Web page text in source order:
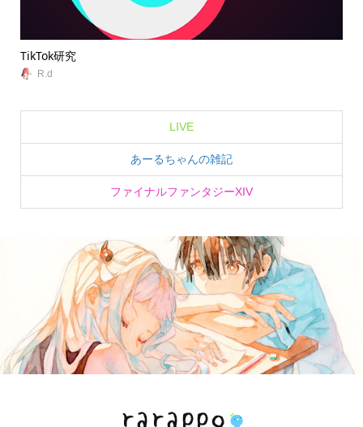
TikTok研究
R.d
LIVE
あーるちゃんの雑記
ファイナルファンタジーXIV